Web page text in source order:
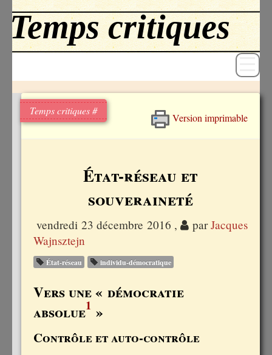
Textes
Blog
Temps critiques #
Version imprimable
État-réseau et
souveraineté
vendredi 23 décembre 2016 , parJacques
Wajnsztejn
État-réseau in­­di­­vi­du-dé­­mo­­cra­­ti­que
Vers une « démocratie
absolue1 »
Contrôle et auto-contrôle